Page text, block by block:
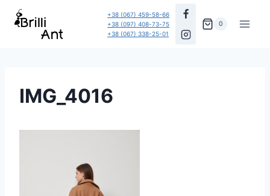
Перейти
+38 (067) 459-58-66
+38 (097) 408-73-75
+38 (067) 338-25-01
0
IMG_4016